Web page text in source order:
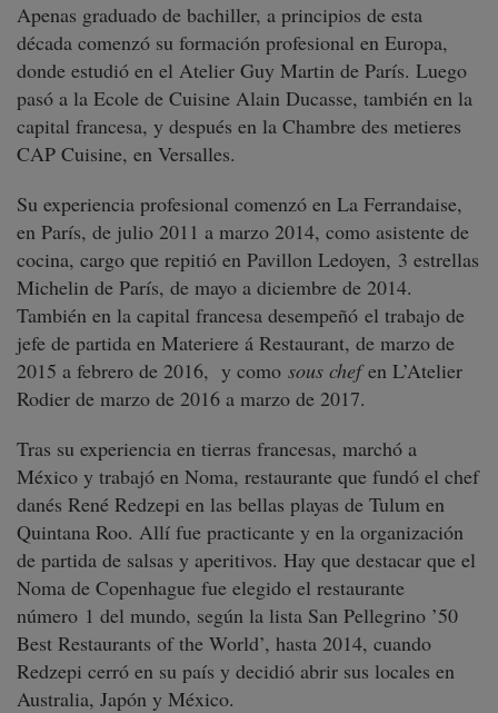
Apenas graduado de bachiller, a principios de esta
década comenzó su formación profesional en Europa,
donde estudió en el Atelier Guy Martin de París. Luego
pasó a la Ecole de Cuisine Alain Ducasse, también en la
capital francesa, y después en la Chambre des metieres
CAP Cuisine, en Versalles.
Su experiencia profesional comenzó en La Ferrandaise,
en París, de julio 2011 a marzo 2014, como asistente de
cocina, cargo que repitió en Pavillon Ledoyen, 3 estrellas
Michelin de París, de mayo a diciembre de 2014.
También en la capital francesa desempeñó el trabajo de
jefe de partida en Materiere á Restaurant, de marzo de
2015 a febrero de 2016, y como sous chefen L’Atelier
Rodier de marzo de 2016 a marzo de 2017.
Tras su experiencia en tierras francesas, marchó a
México y trabajó en Noma, restaurante que fundó el chef
danés René Redzepi en las bellas playas de Tulum en
Quintana Roo. Allí fue practicante y en la organización
de partida de salsas y aperitivos. Hay que destacar que el
Noma de Copenhague fue elegido el restaurante
número 1 del mundo, según la lista San Pellegrino ’50
Best Restaurants of the World’, hasta 2014, cuando
Redzepi cerró en su país y decidió abrir sus locales en
Australia, Japón y México.